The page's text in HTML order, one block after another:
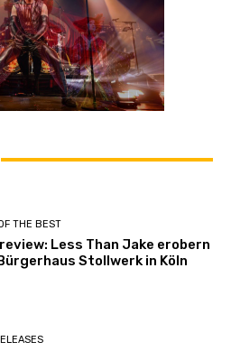
THE BEST
Less Than Jake erobern
Stollwerk in Köln